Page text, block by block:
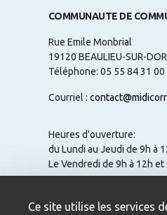
COMMUNAUTE DE
Rue Emile Monbrial
19120 BEAULIEU-SUR-
Téléphone: 05 55 84 31 00
Courriel :
Heures d'ouverture:
du Lundi au Jeudi de 9h à
Le Vendredi de 9h à 12h et
Ce site utilise les services